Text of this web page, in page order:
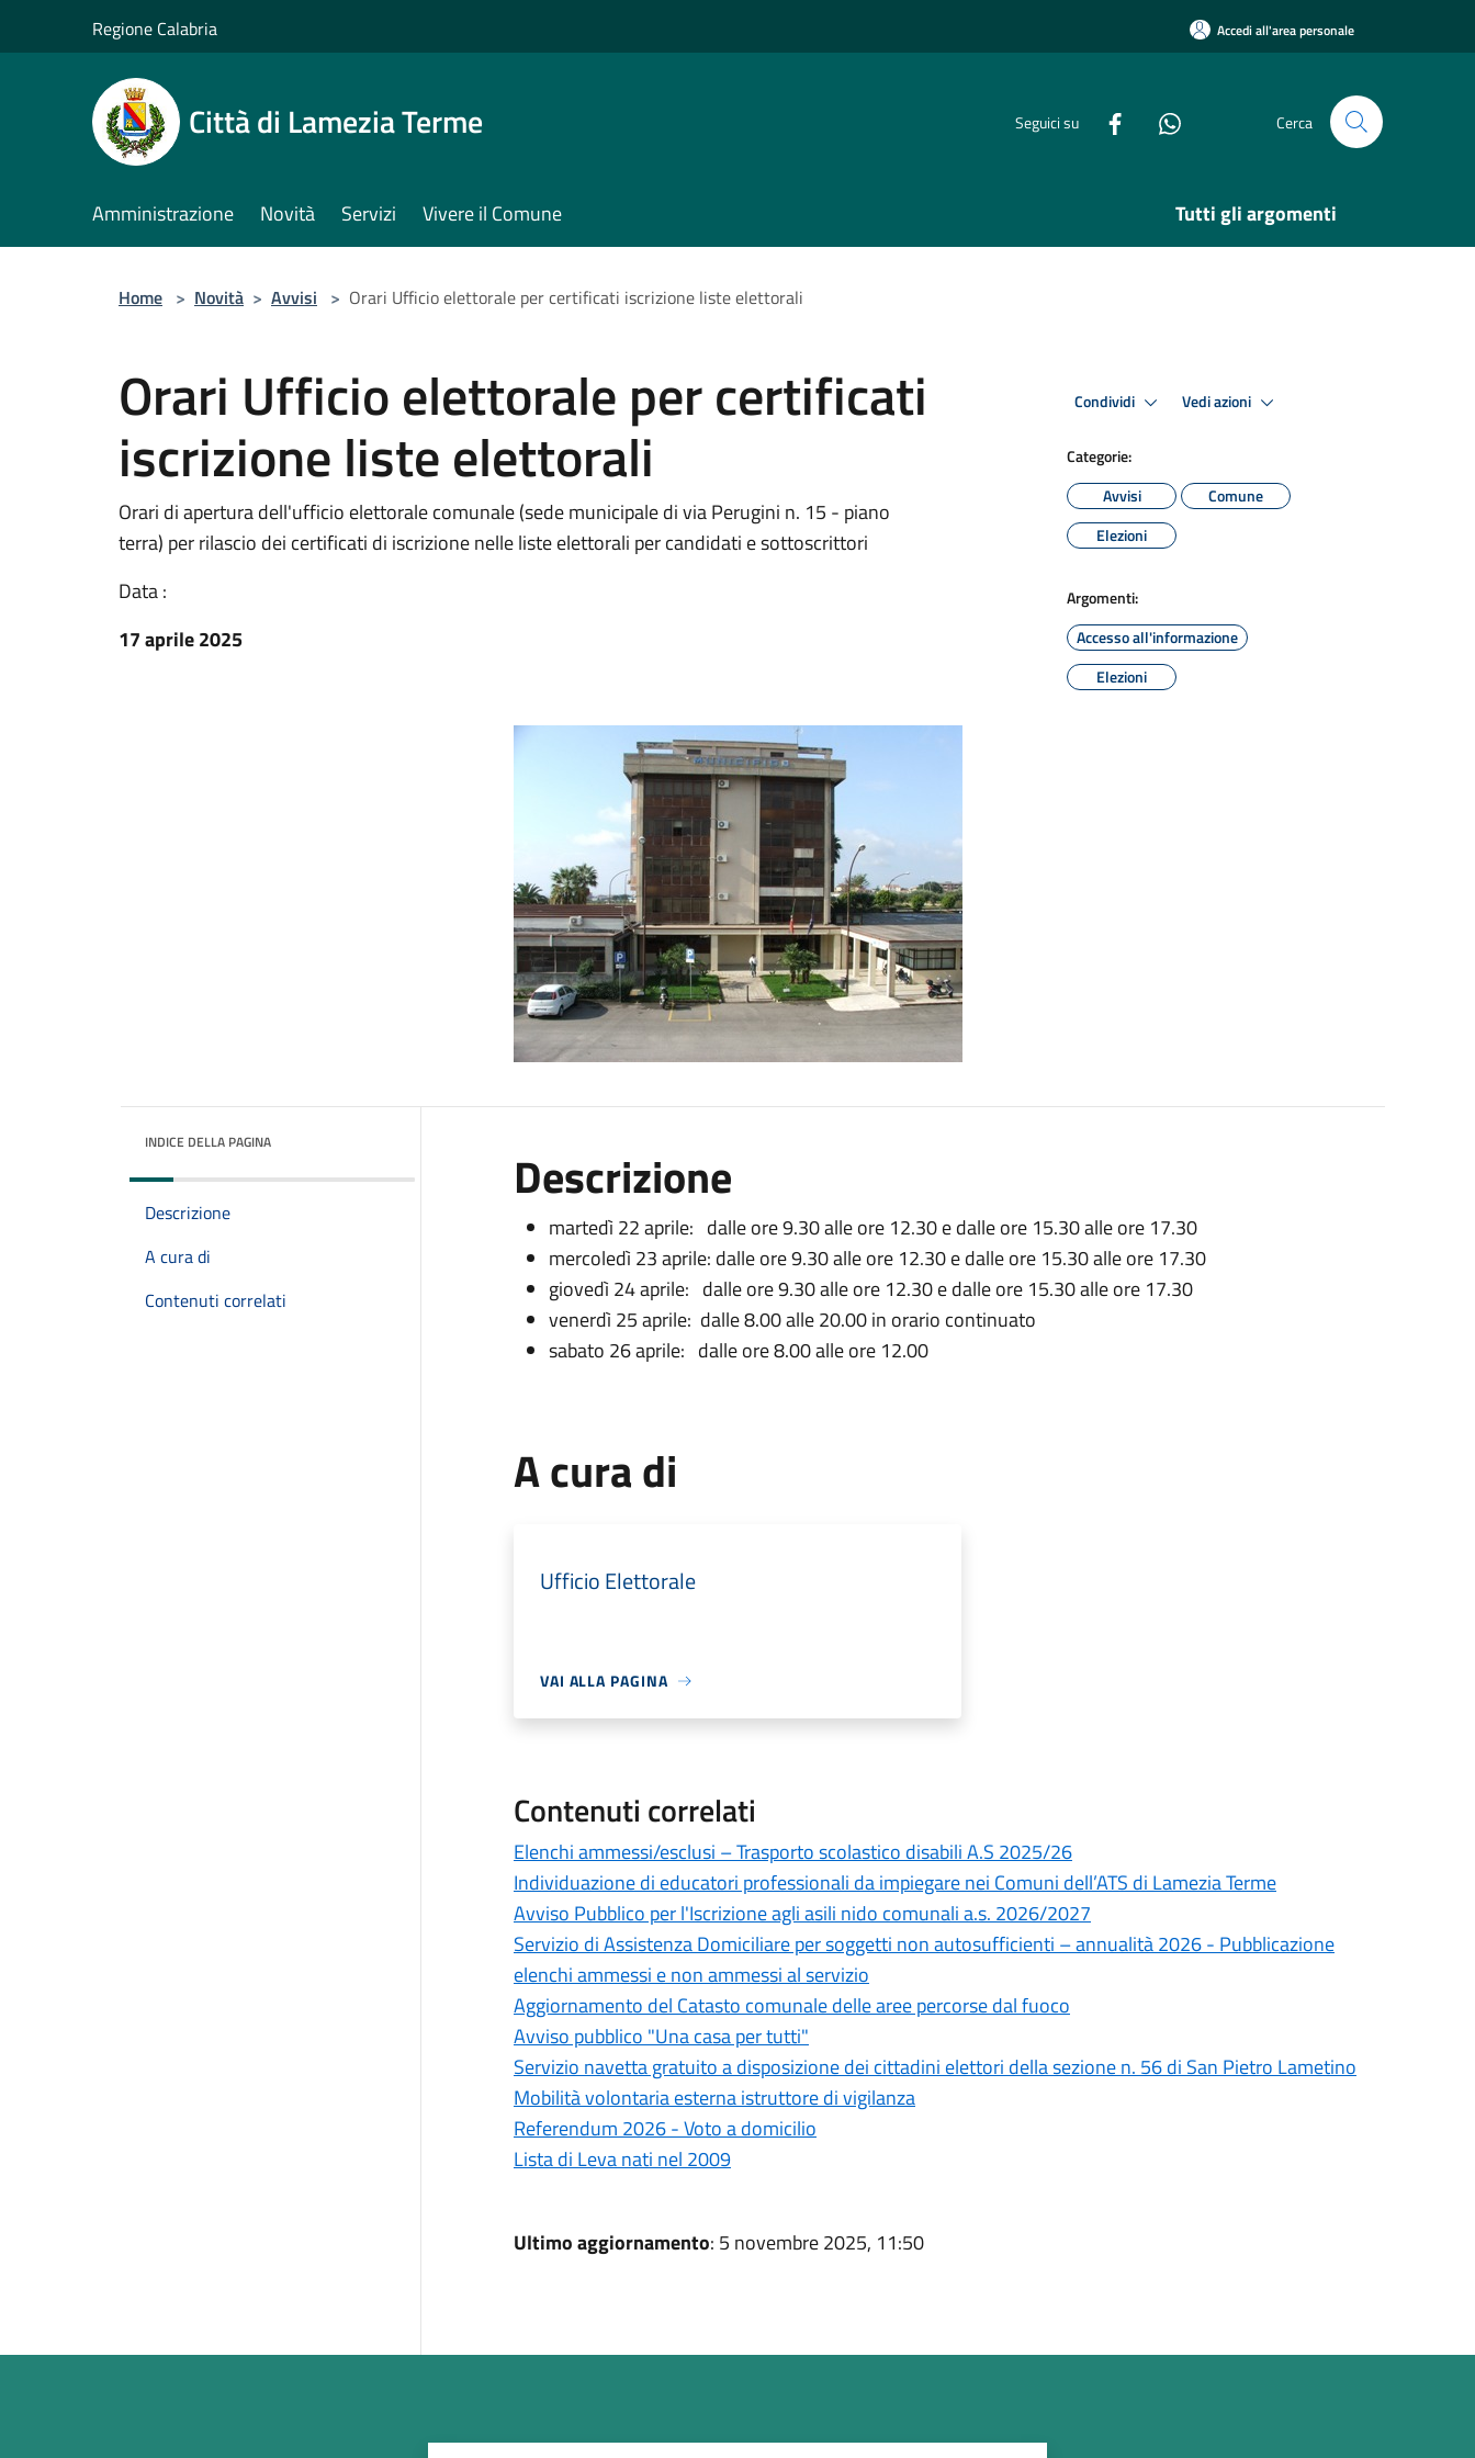
Regione Calabria Accedi all'area personale
Città di Lamezia Terme Seguici su Cerca
Amministrazione Novità Servizi Vivere il Comune Tutti gli argomenti
Home > Novità > Avvisi > Orari Ufficio elettorale per certificati iscrizione liste elettorali
Orari Ufficio elettorale per certificati
iscrizione liste elettorali
Orari di apertura dell'ufficio elettorale comunale (sede municipale di via Perugini n. 15 - piano
terra) per rilascio dei certificati di iscrizione nelle liste elettorali per candidati e sottoscrittori
Data :
17 aprile 2025
Condividi Vedi azioni
Categorie:
Avvisi
Comune
Elezioni
Argomenti:
Accesso all'informazione
Elezioni
INDICE DELLA PAGINA
Descrizione
A cura di
Contenuti correlati
Descrizione
martedì 22 aprile: dalle ore 9.30 alle ore 12.30 e dalle ore 15.30 alle ore 17.30
mercoledì 23 aprile: dalle ore 9.30 alle ore 12.30 e dalle ore 15.30 alle ore 17.30
giovedì 24 aprile: dalle ore 9.30 alle ore 12.30 e dalle ore 15.30 alle ore 17.30
venerdì 25 aprile: dalle 8.00 alle 20.00 in orario continuato
sabato 26 aprile: dalle ore 8.00 alle ore 12.00
A cura di
Ufficio Elettorale
VAI ALLA PAGINA
Contenuti correlati
Elenchi ammessi/esclusi – Trasporto scolastico disabili A.S 2025/26
Individuazione di educatori professionali da impiegare nei Comuni dell’ATS di Lamezia Terme
Avviso Pubblico per l'Iscrizione agli asili nido comunali a.s. 2026/2027
Servizio di Assistenza Domiciliare per soggetti non autosufficienti – annualità 2026 - Pubblicazione
elenchi ammessi e non ammessi al servizio
Aggiornamento del Catasto comunale delle aree percorse dal fuoco
Avviso pubblico "Una casa per tutti"
Servizio navetta gratuito a disposizione dei cittadini elettori della sezione n. 56 di San Pietro Lametino
Mobilità volontaria esterna istruttore di vigilanza
Referendum 2026 - Voto a domicilio
Lista di Leva nati nel 2009
Ultimo aggiornamento: 5 novembre 2025, 11:50